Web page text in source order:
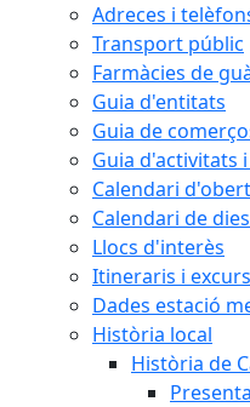
Adreces i
Transport públic
Farmàcies de
Guia d'entitats
Guia de
Guia d'activitats
Calendari
Calendari de
Llocs d'interès
Itineraris i
Dades estació
Història local
Història de